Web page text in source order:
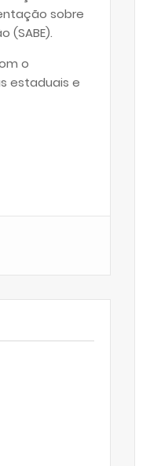
sobre
(SABE).
o
estaduais e